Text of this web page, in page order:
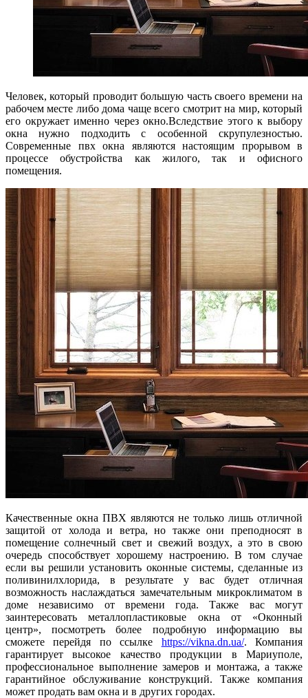
Человек, который проводит большую часть своего времени на
рабочем месте либо дома чаще всего смотрит на мир, который
его окружает именно через окно.Вследствие этого к выбору
окна нужно подходить с особенной скрупулезностью.
Современные пвх окна являются настоящим прорывом в
процессе обустройства как жилого, так и офисного
помещения.
Качественные окна ПВХ являются не только лишь отличной
защитой от холода и ветра, но также они преподносят в
помещение солнечный свет и свежий воздух, а это в свою
очередь способствует хорошему настроению. В том случае
если вы решили установить оконные системы, сделанные из
поливинилхлорида, в результате у вас будет отличная
возможность наслаждаться замечательным микроклиматом в
доме независимо от времени года. Также вас могут
заинтересовать металлопластиковые окна от «Оконный
центр», посмотреть более подробную информацию вы
сможете перейдя по ссылке https://vikna.dn.ua/. Компания
гарантирует высокое качество продукции в Мариуполе,
профессиональное выполнение замеров и монтажа, а также
гарантийное обслуживание конструкций. Также компания
может продать вам окна и в других городах.